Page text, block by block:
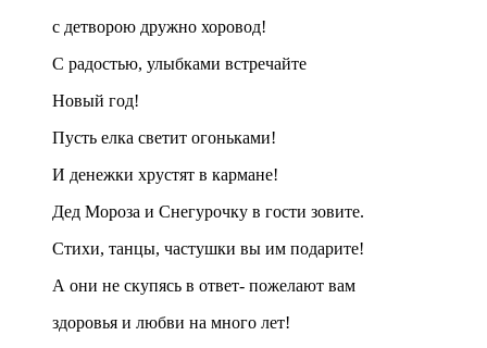
с детворою дружно хоровод!
С радостью, улыбками встречайте
Новый год!
Пусть елка светит огоньками!
И денежки хрустят в кармане!
Дед Мороза и Снегурочку в гости зовите.
Стихи, танцы, частушки вы им подарите!
А они не скупясь в ответ- пожелают вам
здоровья и любви на много лет!